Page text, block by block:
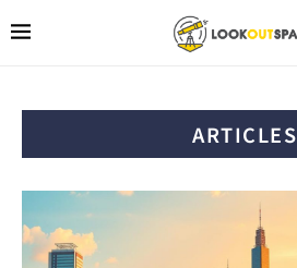
ARTICLES